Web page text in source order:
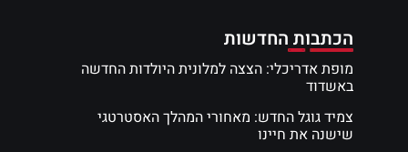
הכתבות החדשות
מופת אדריכלי: הצצה למלונית היולדות החדשה
באשדוד
צמיד גוגל החדש: מאחורי המהלך האסטרטגי
שישנה את חיינו